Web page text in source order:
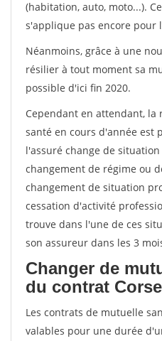
(habitation, auto, moto...).
s'applique pas encore pour
Néanmoins, grâce à une
résilier à tout moment sa
possible d'ici fin 2020.
Cependant en attendant,
santé en cours d'année est
l'assuré change de
changement de régime ou
changement de situation
cessation d'activité
trouve dans l'une de ces
son assureur dans les 3
Changer de
du contrat
Les contrats de mutuelle
valables pour une durée